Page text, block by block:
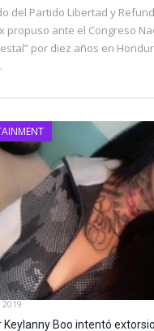
del Partido Libertad y
propuso ante el Congreso
por diez años en
2019
Keylanny Boo intentó